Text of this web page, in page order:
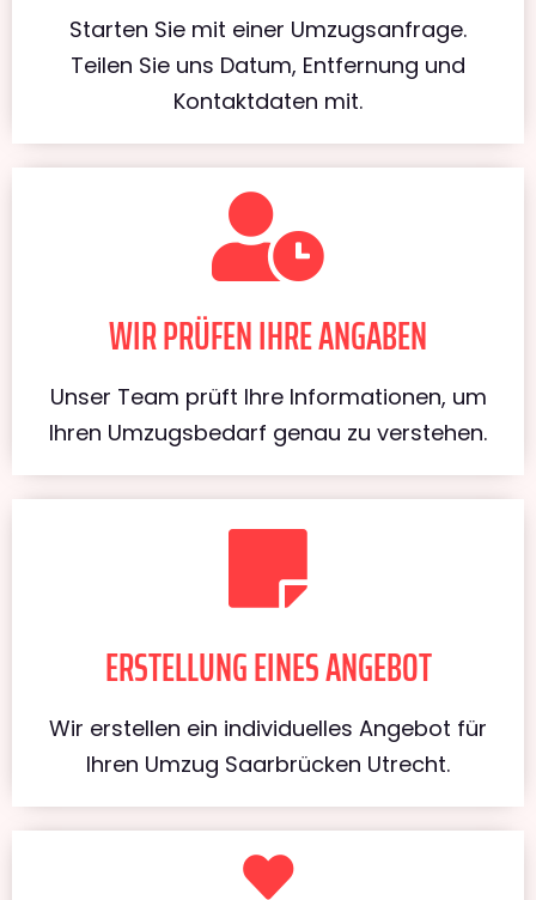
Starten Sie mit einer Umzugsanfrage.
Teilen Sie uns Datum, Entfernung und
Kontaktdaten mit.
WIR PRÜFEN IHRE ANGABEN
Unser Team prüft Ihre Informationen, um
Ihren Umzugsbedarf genau zu verstehen.
ERSTELLUNG EINES ANGEBOT
Wir erstellen ein individuelles Angebot für
Ihren Umzug Saarbrücken Utrecht.